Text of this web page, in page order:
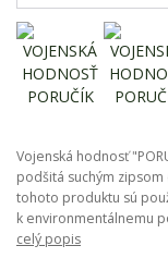
Vojenská hodnosť
podšitá suchým zipsom
tohoto produktu sú
k environmentálnemu
celý popis